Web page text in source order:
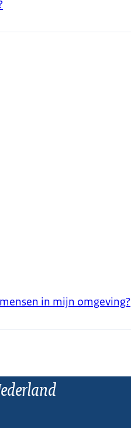
in mijn omgeving?